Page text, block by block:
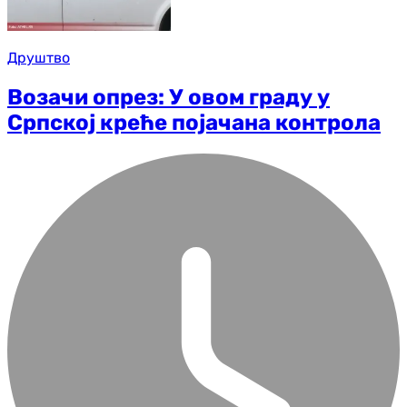
Друштво
Возачи опрез: У овом граду у
Српској креће појачана контрола